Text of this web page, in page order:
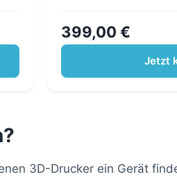
399,00 €
Jetzt
3D-Drucker ein Gerät